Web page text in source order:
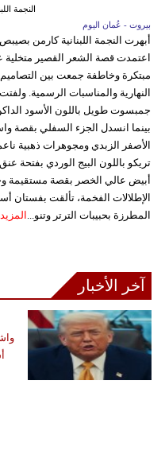
النجمة
بيروت - عُمان اليوم
أبهرت النجمة اللبنانية كارمن
اعتمدت قصة الشعر القصير متخلية
مبتكرة وخاطفة جمعت بين التصاميم
النهارية والمناسبات الرسمية.
جمبسوت طويل باللون الأسود
بينما انسدل الجزء السفلي بقصة
الأصفر الزبدي ومجوهرات ذهبية
تريكو باللون البيج الوردي بفتحة
أبيض عالي الخصر بقصة مستقيمة
الإطلالات الفخمة، تألقت بفستان
المطرزة بحبيبات الترتر وتنو... المزيد
آخر الأخبار